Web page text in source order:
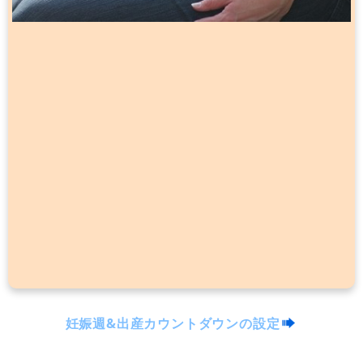
妊娠週&出産カウントダウンの設定